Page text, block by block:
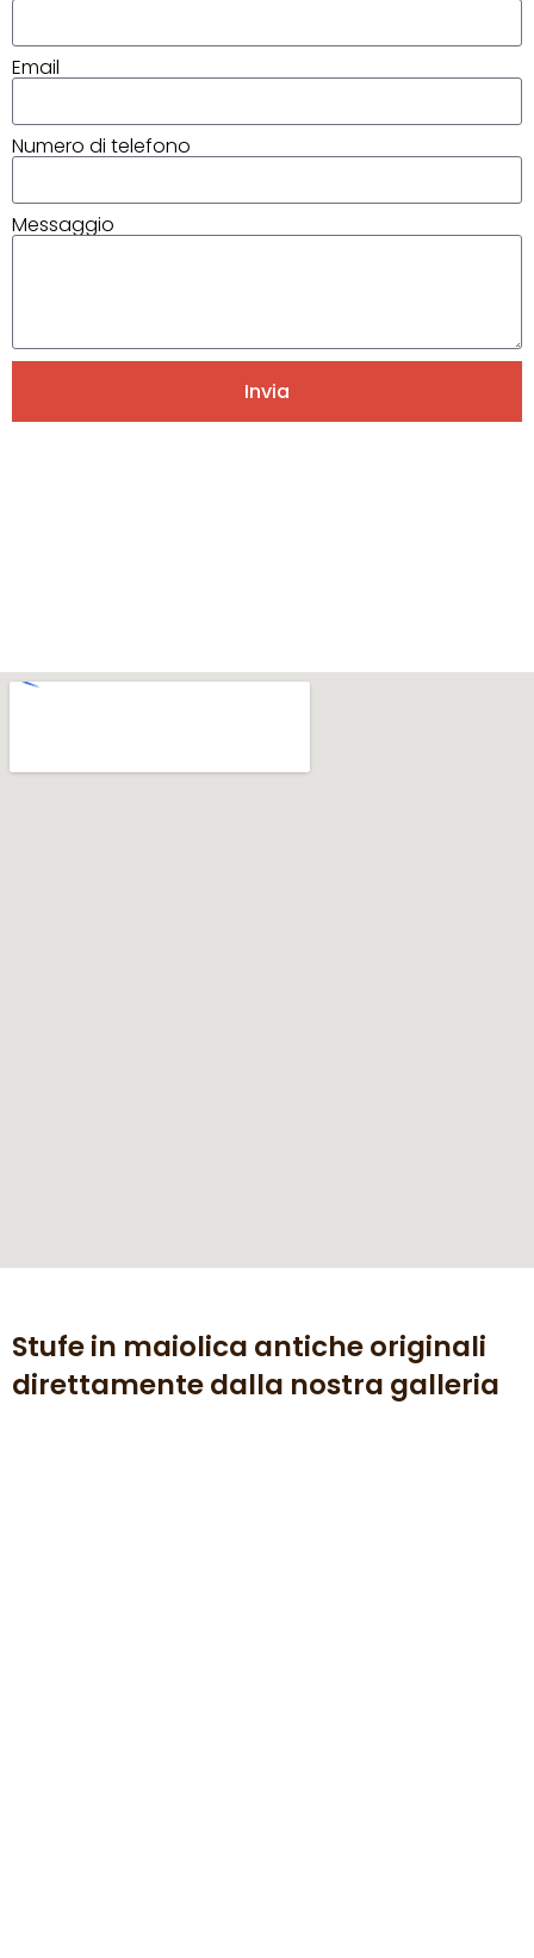
Email
Numero di telefono
Messaggio
Invia
Stufe in maiolica antiche originali
direttamente dalla nostra galleria